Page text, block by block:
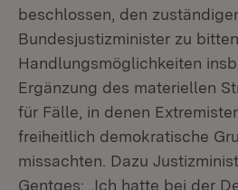
beschlossen, den
Bundesjustizminister zu
Handlungsmöglichkeiten
Ergänzung des materiellen
für Fälle, in denen
freiheitlich demokratische
missachten. Dazu
Gentges: „Ich hatte bei der